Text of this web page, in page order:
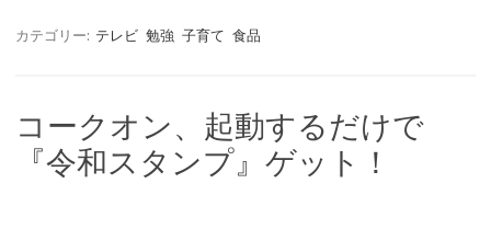
e
o
o
k
it
r
e
a
カテゴリー: テレビ 勉強 子育て 食品
コークオン、起動するだけで
『令和スタンプ』ゲット！